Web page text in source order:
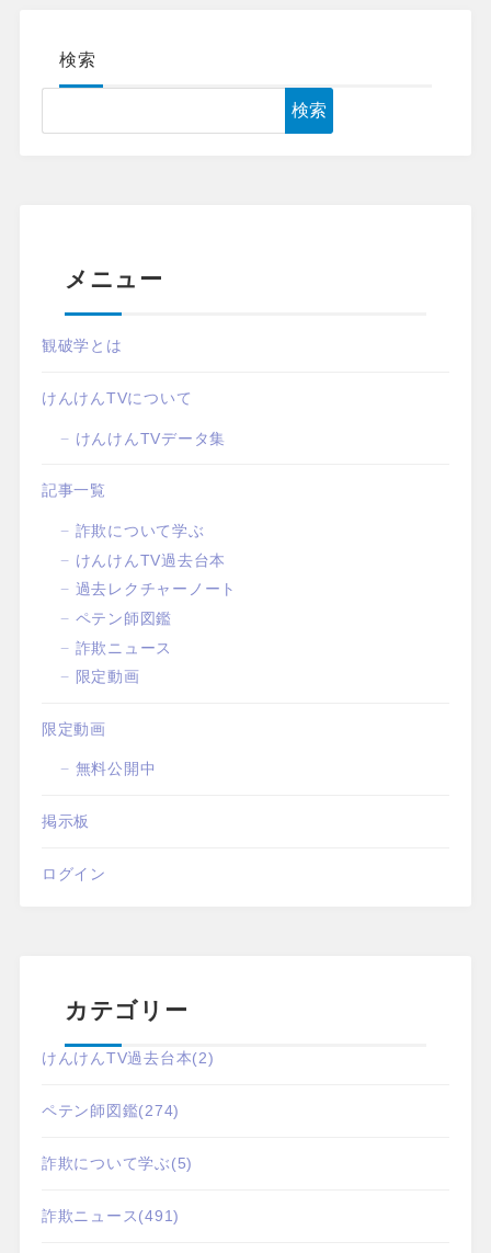
検索
検索
メニュー
観破学とは
けんけんTVについて
けんけんTVデータ集
記事一覧
詐欺について学ぶ
けんけんTV過去台本
過去レクチャーノート
ペテン師図鑑
詐欺ニュース
限定動画
限定動画
無料公開中
掲示板
ログイン
カテゴリー
けんけんTV過去台本(2)
ペテン師図鑑(274)
詐欺について学ぶ(5)
詐欺ニュース(491)